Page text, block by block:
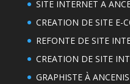
SITE INTERNET A
CREATION DE SITE E-
REFONTE DE SITE
CREATION DE SITE
GRAPHISTE À ANCENIS